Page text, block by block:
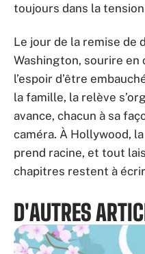
toujours dans la
Le jour de la remise de
Washington, sourire en
l’espoir d’être
la famille, la relève
avance, chacun à sa
caméra. À Hollywood,
prend racine, et tout
chapitres restent à
D'AUTRES